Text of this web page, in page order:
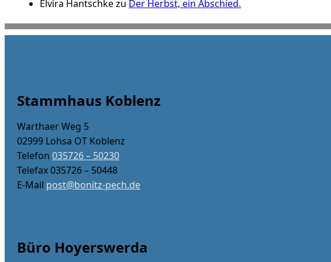
Elvira Hantschkezu Der Herbst, ein Abschied.
Stammhaus Koblenz
Warthaer Weg 5
02999 Lohsa OT Koblenz
Telefon035726 – 50230
Telefax 035726 – 50448
E-Mail post@bonitz-pech.de
Büro Hoyerswerda